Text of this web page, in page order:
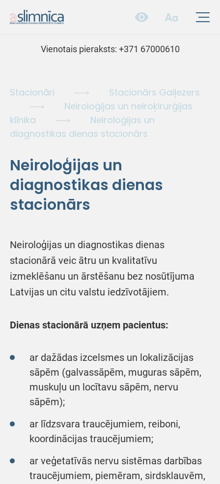
Vienotais pieraksts: +371 67000610
Stacionāri
Stacionārs Gaiļezers
Neiroloģijas un neiroķirurģijas
klīnika
Neiroloģijas un
diagnostikas dienas stacionārs
Neiroloģijas un
diagnostikas dienas
stacionārs
Neiroloģijas un diagnostikas dienas
stacionārā veic ātru un kvalitatīvu
izmeklēšanu un ārstēšanu bez nosūtījuma
Latvijas un citu valstu iedzīvotājiem.
Dienas stacionārā uzņem pacientus:
ar dažādas izcelsmes un lokalizācijas
sāpēm (galvassāpēm, muguras sāpēm,
muskuļu un locītavu sāpēm, nervu
sāpēm);
ar līdzsvara traucējumiem, reiboni,
koordinācijas traucējumiem;
ar veģetatīvās nervu sistēmas darbības
traucējumiem, piemēram, sirdsklauvēm,